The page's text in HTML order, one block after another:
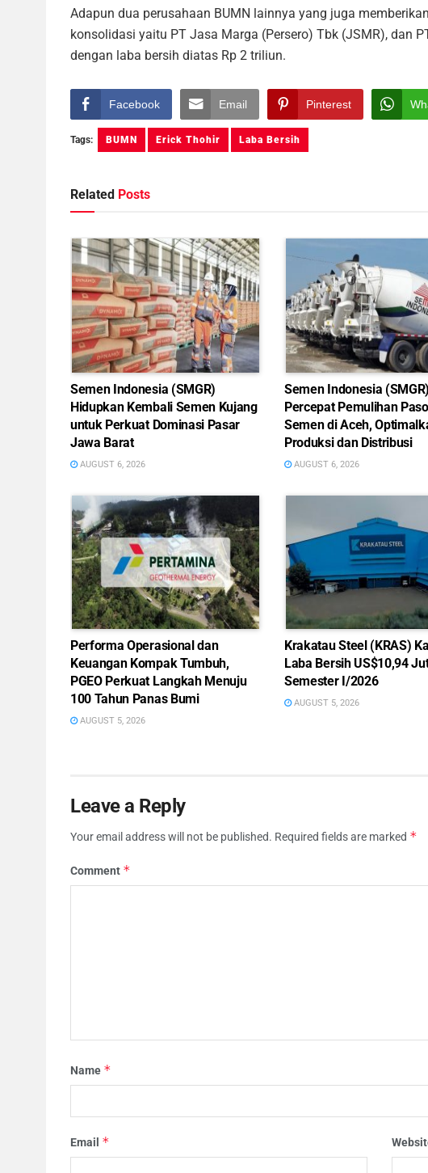
Adapun dua perusahaan BUMN lainnya yang juga
konsolidasi yaitu PT Jasa Marga (Persero) Tbk (JSMR), dan
dengan laba bersih diatas Rp 2 triliun.
Facebook Email Pinterest
Tags: BUMN Erick Thohir Laba Bersih
Related Posts
Semen Indonesia (SMGR)
Hidupkan Kembali Semen Kujang
untuk Perkuat Dominasi Pasar
Jawa Barat
AUGUST 6, 2026
Semen Indonesia (SMGR)
Percepat Pemulihan
Semen di Aceh,
Produksi dan Distribusi
AUGUST 6, 2026
Performa Operasional dan
Keuangan Kompak Tumbuh,
PGEO Perkuat Langkah Menuju
100 Tahun Panas Bumi
AUGUST 5, 2026
Krakatau Steel (KRAS)
Laba Bersih US$10,94
Semester I/2026
AUGUST 5, 2026
Leave a Reply
Your email address will not be published. Required fields are marked *
Comment *
Name *
Email *